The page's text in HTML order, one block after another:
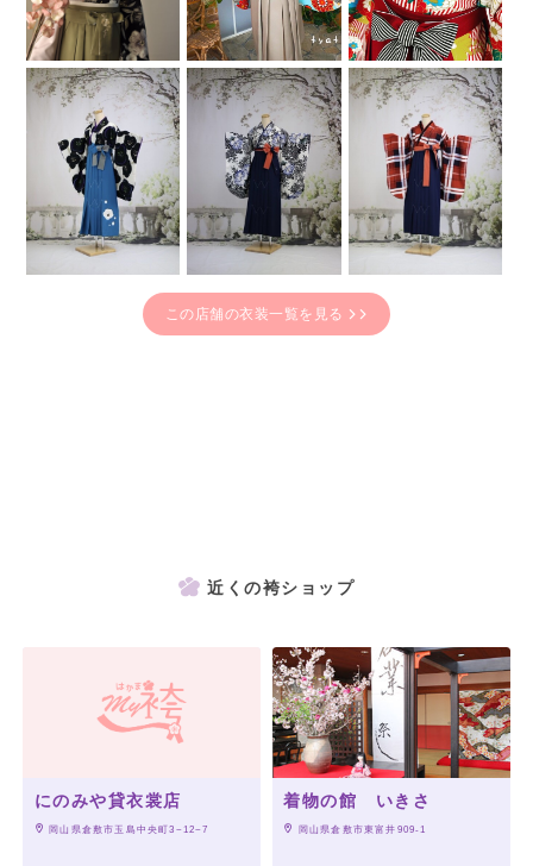
この店舗の衣装一覧を見る
近くの袴ショップ
にのみや貸衣裳店
岡山県倉敷市玉島中央町3−12−7
着物の館 いきさ
岡山県倉敷市東富井909-1